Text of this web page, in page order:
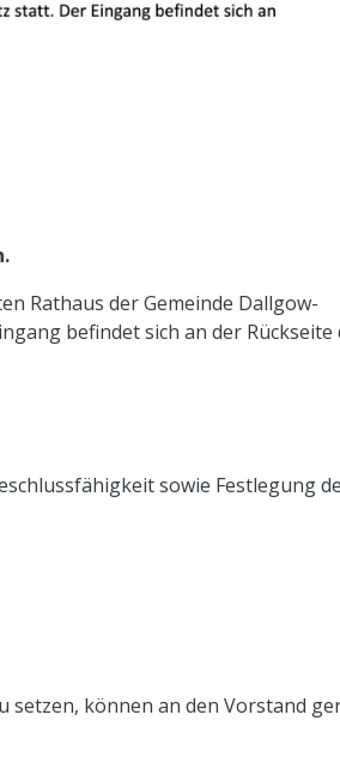
Rathaus der Gemeinde Dallgow-
befindet sich an der Rückseite
sowie Festlegung
setzen, können an den Vorstand